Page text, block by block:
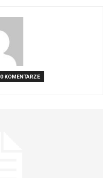
0 KOMENTARZE